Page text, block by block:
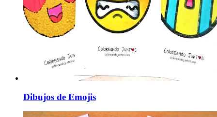
Dibujos de Emojis